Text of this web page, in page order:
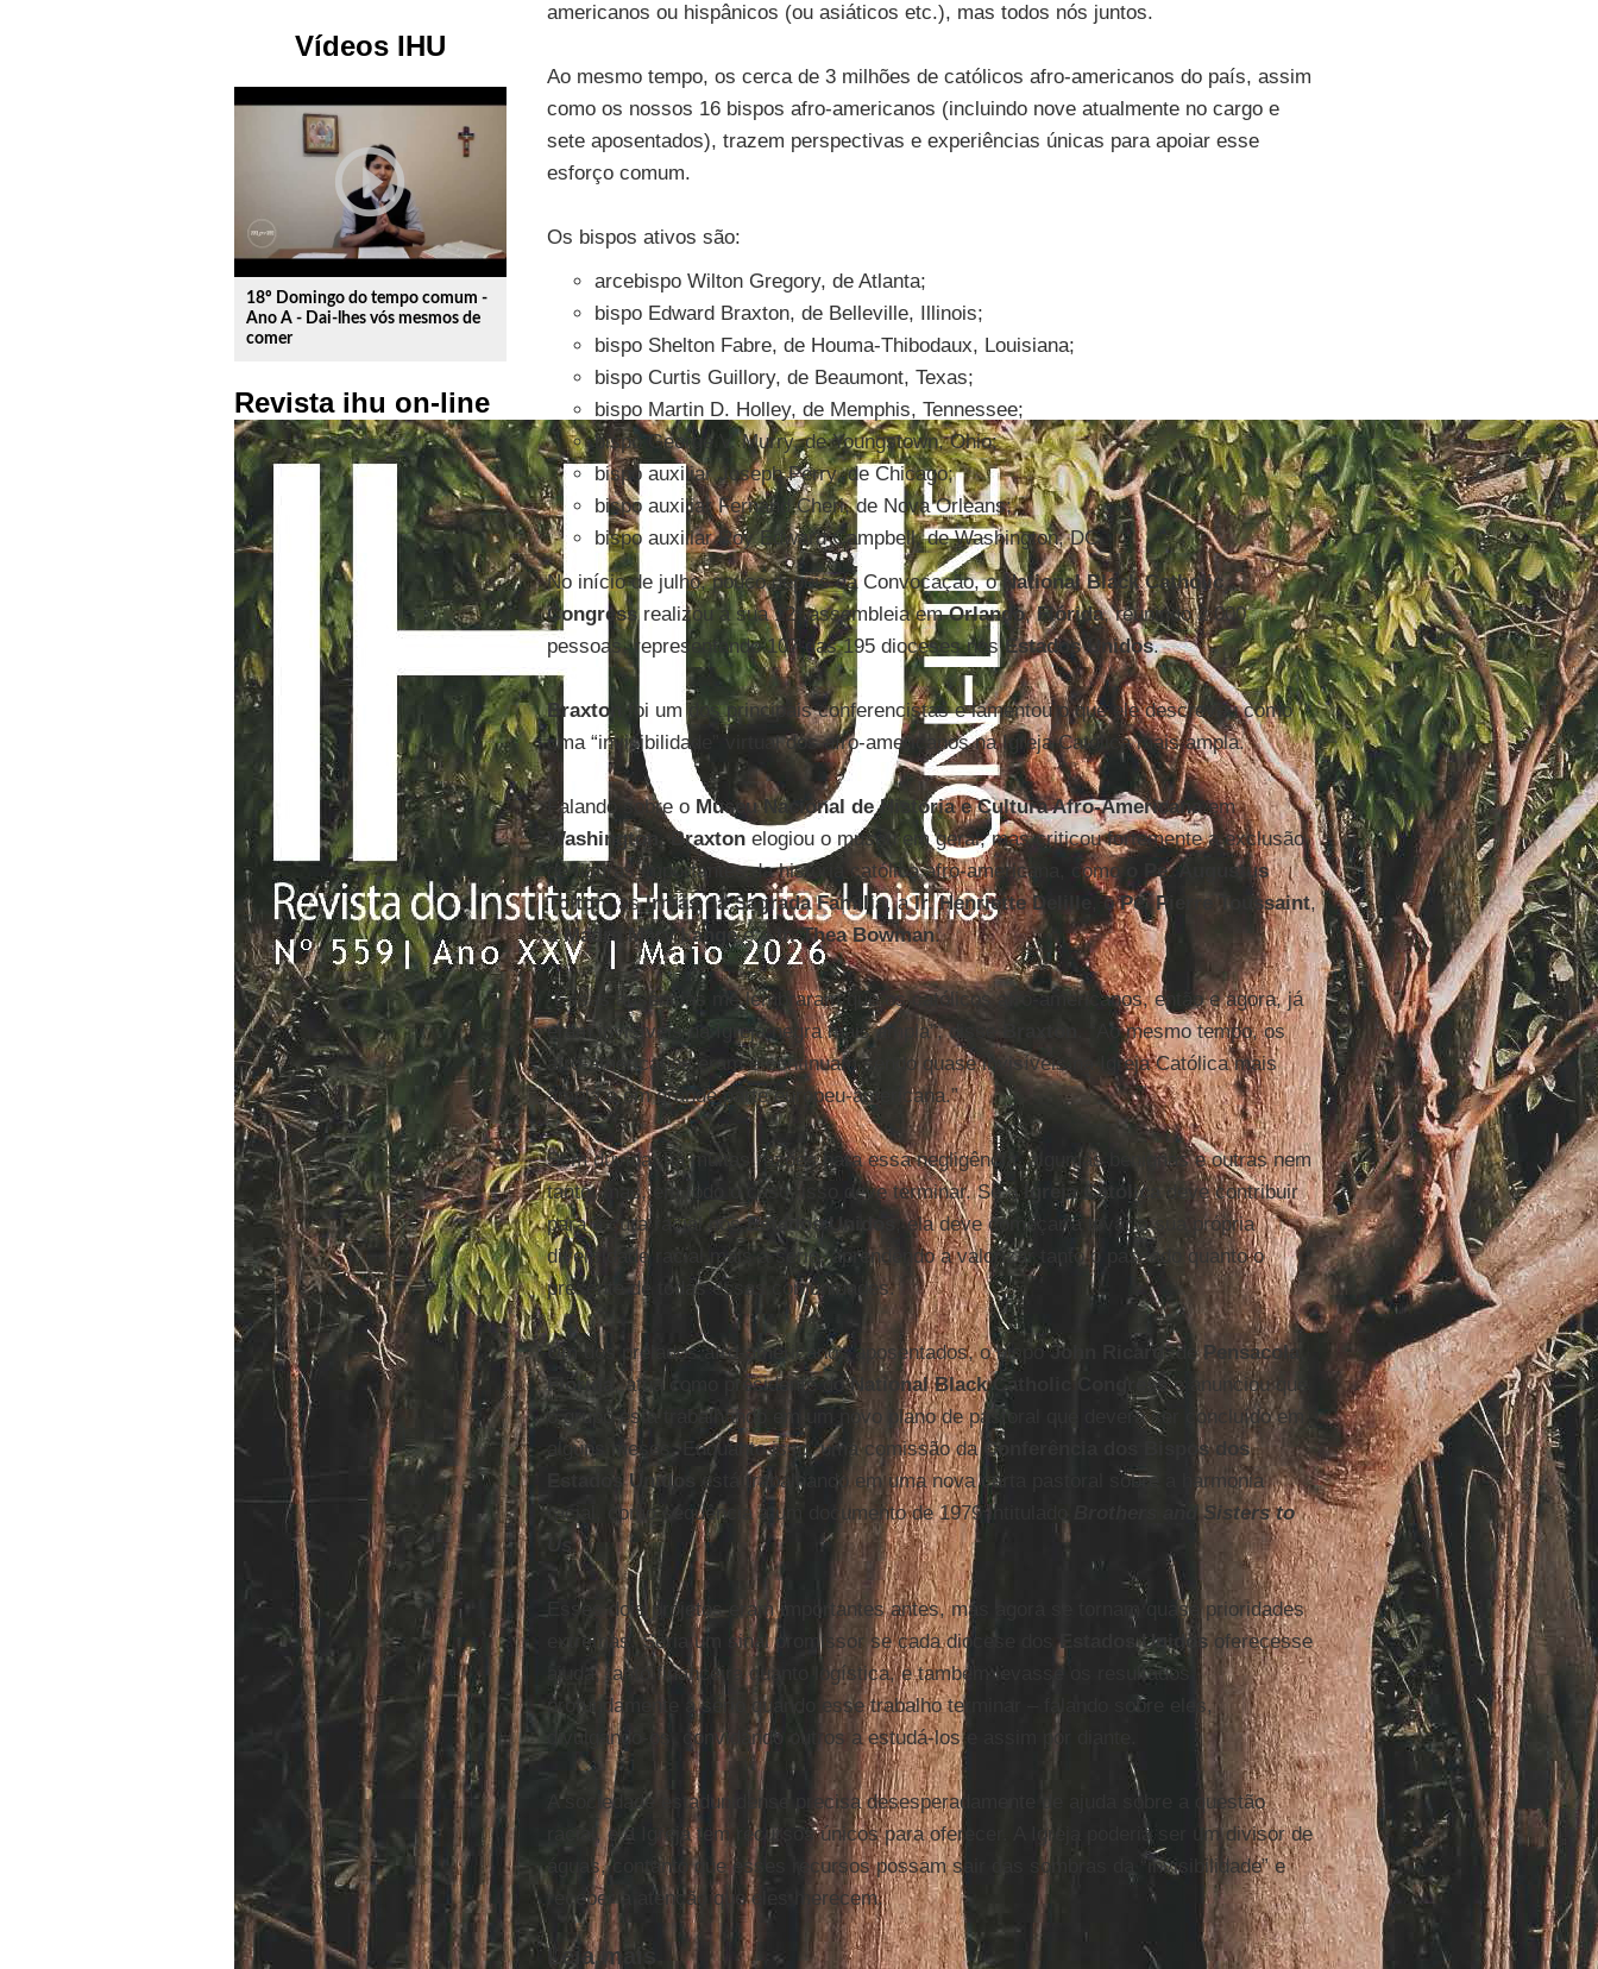
Vídeos IHU
play_circle_outline
18º Domingo do tempo comum -
Ano A - Dai-lhes vós mesmos de
comer
Revista ihu on-line
americanos ou hispânicos (ou asiáticos etc.), mas todos nós juntos.
Ao mesmo tempo, os cerca de 3 milhões de católicos afro-americanos do país, assim
como os nossos 16 bispos afro-americanos (incluindo nove atualmente no cargo e
sete aposentados), trazem perspectivas e experiências únicas para apoiar esse
esforço comum.
Os bispos ativos são:
arcebispo Wilton Gregory, de Atlanta;
bispo Edward Braxton, de Belleville, Illinois;
bispo Shelton Fabre, de Houma-Thibodaux, Louisiana;
bispo Curtis Guillory, de Beaumont, Texas;
bispo Martin D. Holley, de Memphis, Tennessee;
bispo George V. Murry, de Youngstown, Ohio;
bispo auxiliar Joseph Perry, de Chicago;
bispo auxiliar Fernand Cheri, de Nova Orleans;
bispo auxiliar Roy Edward Campbell, de Washington, DC.
No início de julho, pouco depois da Convocação, oNational Black Catholic
Congressrealizou a sua 12ª assembleia emOrlando,Flórida, reunindo 2.000
pessoas, representando 107 das 195 dioceses nosEstados Unidos.
Braxton
foi um dos principais conferencistas e lamentou o que ele descreveu como
uma “invisibilidade” virtual dos afro-americanos na Igreja Católica mais ampla.
Falando sobre o Museu Nacional de História e Cultura Afro-Americanaem
Washington ,Braxtonelogiou o museu em geral, mas criticou fortemente a exclusão
de figuras importantes da história católica afro-americana, como
o Pe. Augustus
Tolton, asIrmãs da Sagrada Família, aIr. Henriette Delille , oPe. Pierre Toussaint,
aMadre Mary Langee aIr. Thea Bowman.
“Essas ausências me lembraram que os católicos afro-americanos, então e agora, já
eram invisíveis na Igreja negra mais ampla”, disse
. “Ao mesmo tempo, os
afro-americanos eram e continuam sendo quase invisíveis na Igreja Católica mais
ampla e em grande parte europeu-americana.”
Sem dúvida, há muitas razões para essa negligência, algumas benignas e outras nem
tanto, mas, em todo o caso, isso deve terminar. Se a Igreja Católica
deve contribuir
para a cura racial nosEstados Unidos
, ela deve começar a levar a sua própria
diversidade racial mais a sério, aprendendo a valorizar tanto o passado quanto o
presente de todas essas comunidades.
Um dos prelados afro-americanos aposentados, o bispoJohn Ricard , dePensacola
Flórida , atua como presidente doNational Black Catholic Congresse anunciou que
o grupo está trabalhando em um novo plano de pastoral que deverá ser concluído em
alguns meses. Enquanto isso, uma comissão da Conferência dos Bispos dos
Estados Unidos
está trabalhando em uma nova carta pastoral sobre a harmonia
racial, como sequência a um documento de 1979 intitulado
Brothers and Sisters to
Us .
Esses dois projetos eram importantes antes, mas agora se tornam quase prioridades
extremas. Seria um sinal promissor se cada diocese dosEstados Unidosoferecesse
ajuda, tanto financeira quanto logística, e também levasse os resultados
profundamente a sério quando esse trabalho terminar – falando sobre eles,
divulgando-os, convidando outros a estudá-los e assim por diante.
A sociedade estadunidense precisa desesperadamente de ajuda sobre a questão
racial, e a Igreja tem recursos únicos para oferecer. A Igreja poderia ser um divisor de
águas, contanto que esses recursos possam sair das sombras da “invisibilidade” e
receber a atenção que eles merecem.
Leia mais